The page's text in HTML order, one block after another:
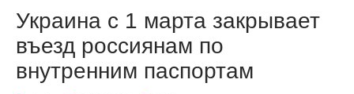
Украина с 1 марта закрывает
въезд россиянам по
внутренним паспортам